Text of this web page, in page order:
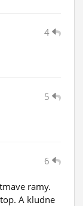
4
5
6
ramy.
A kludne